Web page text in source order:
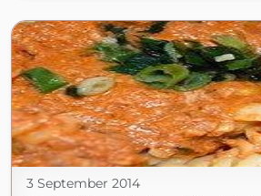
3 September 2014